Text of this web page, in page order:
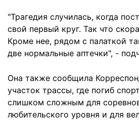
"Трагедия случилась, когда
свой первый круг. Так что
Кроме нее, рядом с палаткой
две нормальные аптечки", -
Она также сообщила
участок трассы, где погиб
слишком сложным для
любительского уровня и для